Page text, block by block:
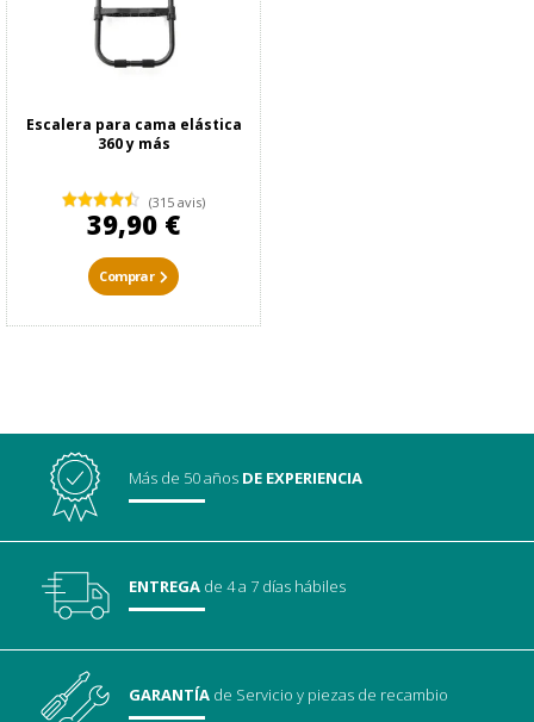
Escalera para cama elástica
360 y más
(315 avis)
39,90 €
Comprar
Más de 50 años DE EXPERIENCIA
ENTREGA de 4 a 7 días hábiles
GARANTÍA de Servicioy piezas de recambio